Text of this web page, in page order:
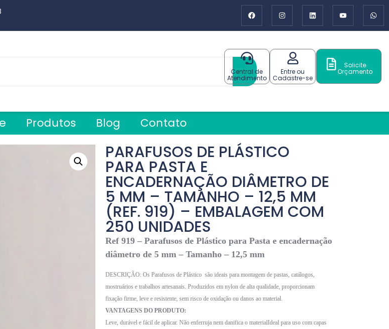
Central de
Atendimento
Entre ou
Cadastre-se
Solicite
Orçamento
Produtos Blog Contato
PARAFUSOS DE PLÁSTICO
PARA PASTA E
ENCADERNAÇÃO DIÂMETRO DE
5 MM – TAMANHO – 12,5 MM
(REF. 919) – EMBALAGEM COM
250 UNIDADES
Ref 919 – Parafusos de Plástico para Pasta e encadernação
diâmetro de 5 mm – Tamanho – 12,5 mm
DESCRIÇÃO:Os Parafusos de Plástico são ideais para montagem de pastas, catálogos,
mostruários e trabalhos artesanais. Produzidos em nylon de alta qualidade, proporcionam
fixação firme, leve e resistente, sem risco de oxidação ou danos ao material.
VANTAGENS DO PRODUTO:
Leve, durável e fácil de aplicar. Não enferruja nem danifica o materialIdeal para uso com capas